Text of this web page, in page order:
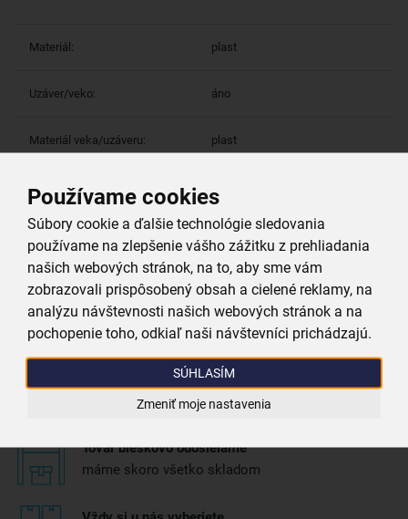
Používame cookies
Súbory cookie a ďalšie technológie sledovania
používame na zlepšenie vášho zážitku z prehliadania
našich webových stránok, na to, aby sme vám
zobrazovali prispôsobený obsah a cielené reklamy, na
analýzu návštevnosti našich webových stránok a na
pochopenie toho, odkiaľ naši návštevníci prichádzajú.
SÚHLASÍM
Zmeniť moje nastavenia
Materiál: plast
Uzáver/veko: áno
Materiál veka/uzáveru: plast
Farby:
Viac parametrov (10)
Prečo si vybrať práve nás
Doprava zadarmo
Pri nákupe nad 39,99 €
Tovar bleskovo odosielame
máme skoro všetko skladom